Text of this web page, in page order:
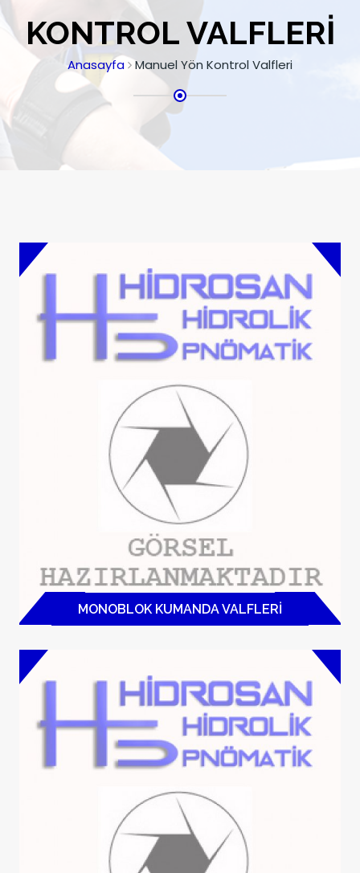
KONTROL VALFLERI
Anasayfa Manuel Yön Kontrol Valfleri
MONOBLOK KUMANDA VALFLERI
Dilimli Kumanda Kolları
Dilimli Kumanda Kolları